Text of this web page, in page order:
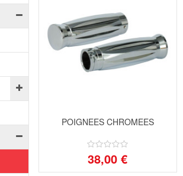
POIGNEES CHROMEES
38,00 €